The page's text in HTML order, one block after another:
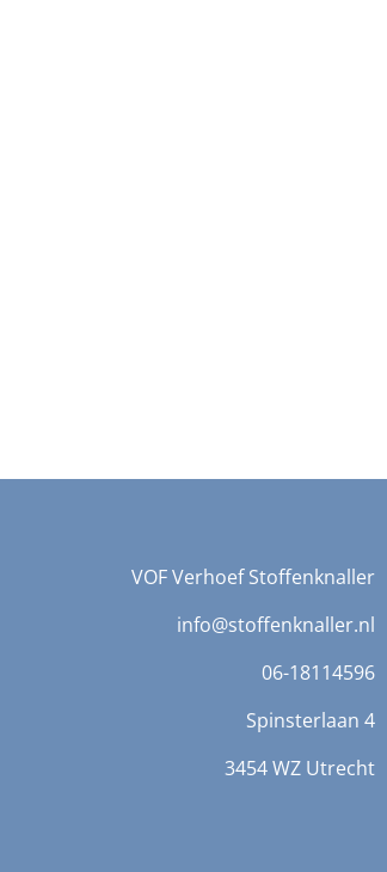
VOF Verhoef Stoffenknaller
info@stoffenknaller.nl
06-18114596
Spinsterlaan 4
3454 WZ Utrecht